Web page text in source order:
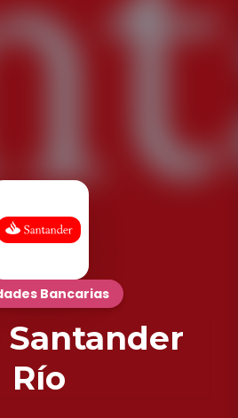
Bancarias
Santander
Río